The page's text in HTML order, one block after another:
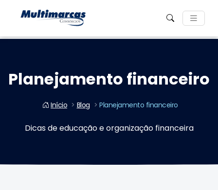
Planejamento financeiro
Início Blog Planejamento financeiro
Dicas de educação e organização financeira